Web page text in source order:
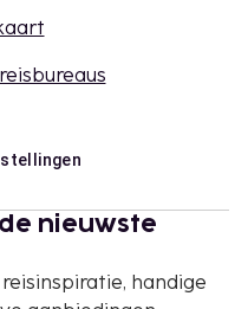
nieuwste
handige